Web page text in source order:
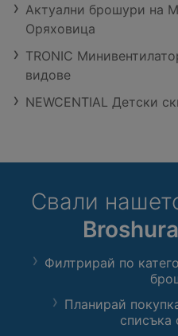
Актуални брошури на
Оряховица
TRONIC
видове
NEWCENTIAL Детски
Свали
Филтрирай по
Планирай